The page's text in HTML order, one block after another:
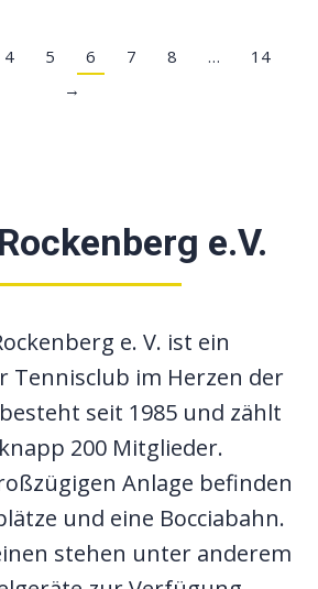
4 5 6 7 8 …
14
→
e.V.
e. V. ist ein
Tennisclub im Herzen der
seit 1985 und zählt
200 Mitglieder.
Anlage befinden
und eine Bocciabahn.
stehen unter anderem